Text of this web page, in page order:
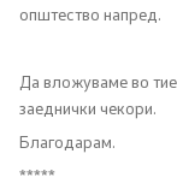
осигурување
ЧПП од
осигурување
Регулатива
општество напред.
Да вложуваме во
заеднички чекори.
Благодарам.
*****